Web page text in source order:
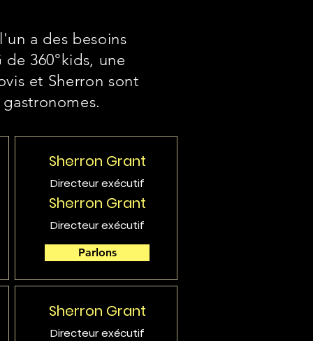
a des besoins
360°kids, une
et Sherron sont
Sherron Grant
Directeur exécutif
Sherron Grant
Directeur exécutif
Parlons
Sherron Grant
Directeur exécutif